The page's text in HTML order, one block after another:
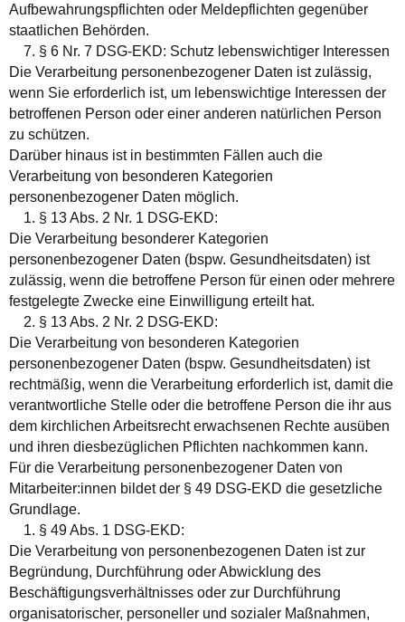
Aufbewahrungspflichten oder Meldepflichten gegenüber
staatlichen Behörden.
7. § 6 Nr. 7 DSG-EKD: Schutz lebenswichtiger Interessen
Die Verarbeitung personenbezogener Daten ist zulässig,
wenn Sie erforderlich ist, um lebenswichtige Interessen der
betroffenen Person oder einer anderen natürlichen Person
zu schützen.
Darüber hinaus ist in bestimmten Fällen auch die
Verarbeitung von besonderen Kategorien
personenbezogener Daten möglich.
1. § 13 Abs. 2 Nr. 1 DSG-EKD:
Die Verarbeitung besonderer Kategorien
personenbezogener Daten (bspw. Gesundheitsdaten) ist
zulässig, wenn die betroffene Person für einen oder mehrere
festgelegte Zwecke eine Einwilligung erteilt hat.
2. § 13 Abs. 2 Nr. 2 DSG-EKD:
Die Verarbeitung von besonderen Kategorien
personenbezogener Daten (bspw. Gesundheitsdaten) ist
rechtmäßig, wenn die Verarbeitung erforderlich ist, damit die
verantwortliche Stelle oder die betroffene Person die ihr aus
dem kirchlichen Arbeitsrecht erwachsenen Rechte ausüben
und ihren diesbezüglichen Pflichten nachkommen kann.
Für die Verarbeitung personenbezogener Daten von
Mitarbeiter:innen bildet der § 49 DSG-EKD die gesetzliche
Grundlage.
1. § 49 Abs. 1 DSG-EKD:
Die Verarbeitung von personenbezogenen Daten ist zur
Begründung, Durchführung oder Abwicklung des
Beschäftigungsverhältnisses oder zur Durchführung
organisatorischer, personeller und sozialer Maßnahmen,